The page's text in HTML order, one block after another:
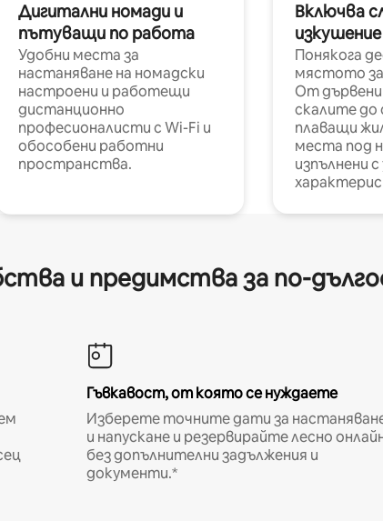
Дигитални номади и
пътуващи по работа
Удобни места за
настаняване на номадски
настроени и работещи
дистанционно
професионалисти с Wi-Fi и
обособени работни
пространства.
Включва
изкушение
Понякога
мястото
От дървени
скалите до
плаващи
места под
изпълнени
и предимства за по-
Гъвкавост, от която се нуждаете
Изберете точните дати за
и напускане и резервирайте лесно
без допълнителни задължения и
документи.*